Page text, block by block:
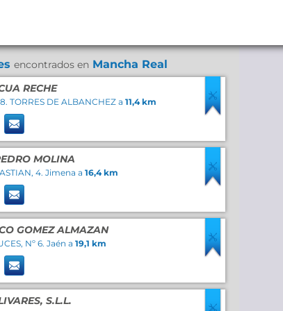
encontrados en Mancha Real
RECHE
TORRES DE ALBANCHEZ a 11,4 km
MOLINA
4. Jimena a 16,4 km
GOMEZ ALMAZAN
Nº 6. Jaén a 19,1 km
S.L.L.